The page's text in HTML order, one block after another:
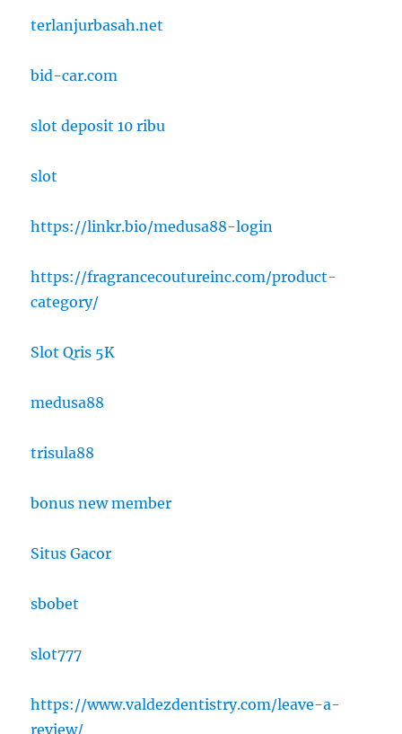
terlanjurbasah.net
bid-car.com
slot deposit 10 ribu
slot
https://linkr.bio/medusa88-login
https://fragrancecoutureinc.com/product-
category/
Slot Qris 5K
medusa88
trisula88
bonus new member
Situs Gacor
sbobet
slot777
https://www.valdezdentistry.com/leave-a-
review/